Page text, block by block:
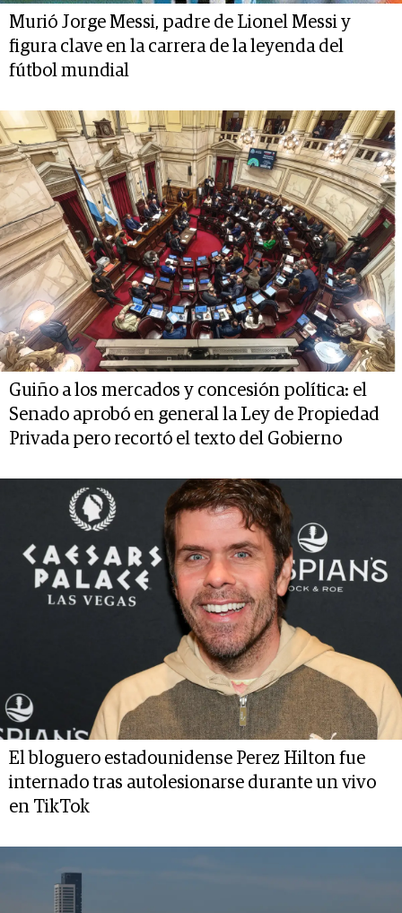
Murió Jorge Messi, padre de Lionel Messi y
figura clave en la carrera de la leyenda del
fútbol mundial
Guiño a los mercados y concesión política: el
Senado aprobó en general la Ley de Propiedad
Privada pero recortó el texto del Gobierno
El bloguero estadounidense Perez Hilton fue
internado tras autolesionarse durante un vivo
en TikTok